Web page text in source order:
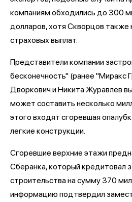
компаниям обходились до 300
долларов, хотя Скворцов также
страховых выплат.
Представители компании
бесконечность" (ранее "Миракс
Дворкович и Никита Журавлев
может составить несколько
этого входят сгоревшая
легкие конструкции.
Сгоревшие верхние этажи
Сберанка, который кредитовал
строительства на сумму 370
информацию подтвердил